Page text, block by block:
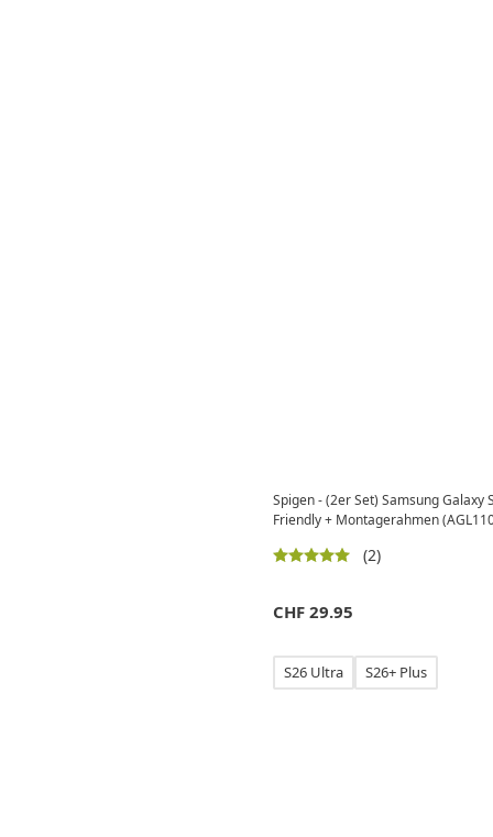
Spigen - (2er Set) Samsung Galaxy
Friendly + Montagerahmen
(2)
CHF 29.95
S26 Ultra S26+ Plus